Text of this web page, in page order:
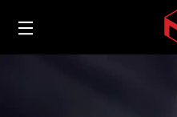
Toggle menu